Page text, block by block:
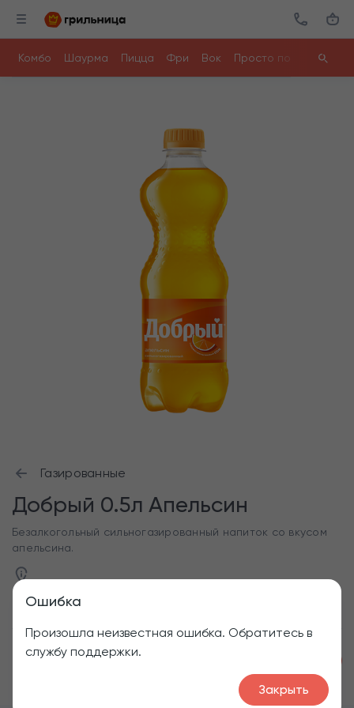
Комбо Шаурма Пицца Фри Вок Просто поесть
Ошибка
Произошла неизвестная ошибка. Обратитесь в
службу поддержки.
Закрыть
Газированные
Добрый 0.5л Апельсин
Безалкогольный сильногазированный напиток со вкусом
апельсина.
1